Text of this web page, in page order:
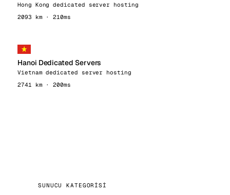
Hong Kong dedicated server hosting
2093 km · 210ms
Hanoi Dedicated Servers
Vietnam dedicated server hosting
2741 km · 200ms
SUNUCU KATEGORISI